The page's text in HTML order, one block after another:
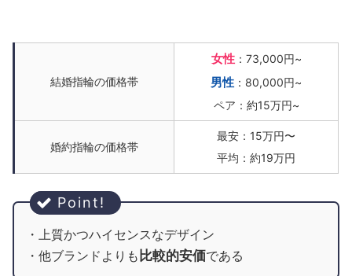
結婚指輪の価格帯
女性：73,000円~
男性 ：80,000円~
ペア：約15万円~
婚約指輪の価格帯
最安：15万円〜
平均：約19万円
・上質かつハイセンスなデザイン
・他ブランドよりも 比較的安価である